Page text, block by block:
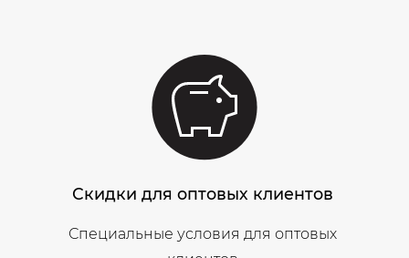
Скидки для оптовых клиентов
Специальные условия для оптовых